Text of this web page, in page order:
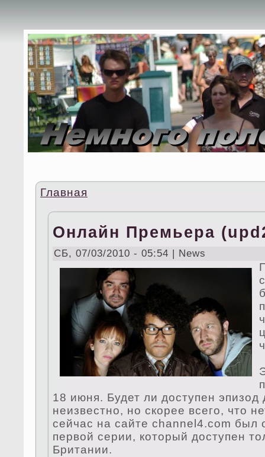
Главная
Онлайн Премьера
СБ, 07/03/2010 - 05:54 | News
18 июня. Будет ли дoступен
неизвестно, но скорее вceго, что
ceйчас на сайте channel4.com был
первой ceрии, который дoступен
Британии.